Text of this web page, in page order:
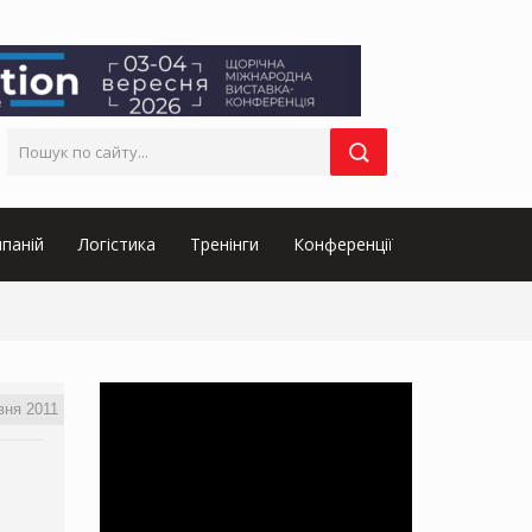
Логістика Тренінги Конференції
2011